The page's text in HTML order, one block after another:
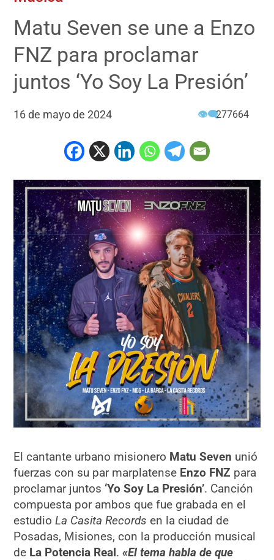
Matu Seven se une a Enzo
FNZ para proclamar
juntos ‘Yo Soy La Presión’
16 de mayo de 2024 👁‍🗨277664
El cantante urbano misionero Matu Seven unió
fuerzas con su par marplatense Enzo FNZ para
proclamar juntos ‘Yo Soy La Presión’. Canción
compuesta por ambos que fue grabada en el
estudioLa Casita Records en la ciudad de
Posadas, Misiones, con la producción musical
de La Potencia Real.«El tema habla de que